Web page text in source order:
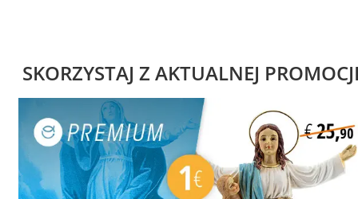
SKORZYSTAJ Z AKTUALNEJ